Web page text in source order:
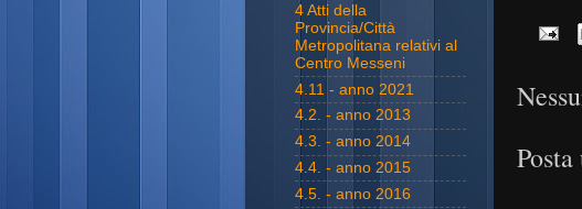
4 Atti della
Provincia/Città
Metropolitana relativi al
Centro Messeni
4.11 - anno 2021
4.2. - anno 2013
4.3. - anno 2014
4.4. - anno 2015
4.5. - anno 2016